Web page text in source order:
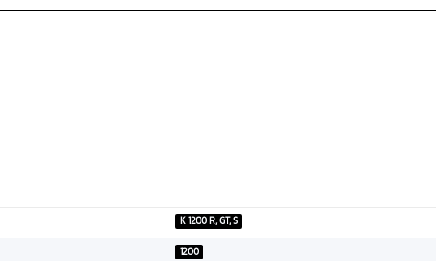
K 1200 R, GT, S
1200